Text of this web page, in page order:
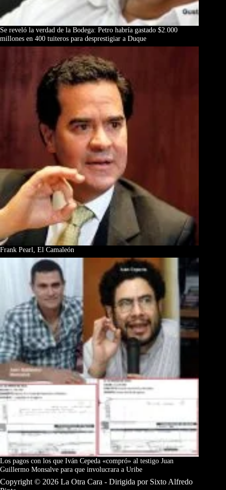
Se reveló la verdad de la Bodega: Petro habría gastado $2.000
millones en 400 tuiteros para desprestigiar a Duque
Frank Pearl, El Camaleón
Los pagos con los que Iván Cepeda «compró» al testigo Juan
Guillermo Monsalve para que involucrara a Uribe
Copyright © 2026 La Otra Cara - Dirigida por Sixto Alfredo